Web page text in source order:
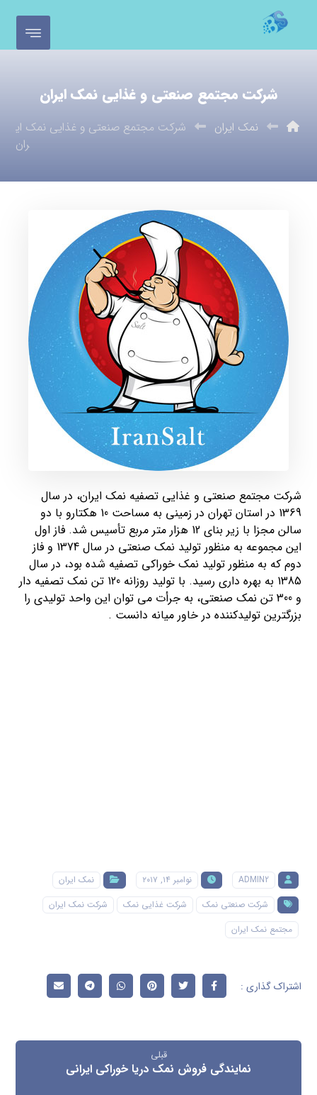
شرکت مجتمع صنعتی و غذایی نمک ایران
نمک ایران
شرکت مجتمع صنعتی و غذایی نمک ای
ران
شرکت مجتمع صنعتی و غذایی تصفیه نمک ایران، در سال
1369 در استان تهران در زمینی به مساحت 10 هکتارو با دو
سالن مجزا با زیر بنای 12 هزار متر مربع تأسیس شد. فاز اول
این مجموعه به منظور تولید نمک صنعتی در سال 1374 و فاز
دوم که به منظور تولید نمک خوراکی تصفیه شده بود، در سال
1385 به بهره داری رسید. با تولید روزانه 120 تن نمک تصفیه دار
و 300 تن نمک صنعتی، به جرأت می توان این واحد تولیدی را
بزرگترین تولیدکننده در خاور میانه دانست .
ADMIN2 نوامبر ۱۴, ۲۰۱۷
نمک ایران
شرکت صنعتی نمک
شرکت غذایی نمک
شرکت نمک ایران
مجتمع نمک ایران
قبلی
نمایندگی فروش نمک دریا خوراکی ایرانی